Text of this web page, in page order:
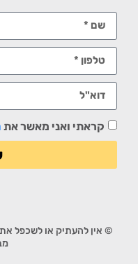
קראתי ואני מאשר את
© אין להעתיק או לשכפל